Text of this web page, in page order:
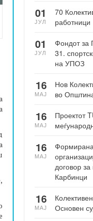
70
работници
01
ЈУЛ
Фондот за
31.
на УПОЗ
01
ЈУЛ
Нов
во
16
МАЈ
Проектот
16
МАЈ
договор
Карбинци
16
МАЈ
Основен
16
МАЈ